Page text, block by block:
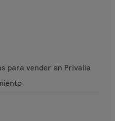
para vender en Privalia